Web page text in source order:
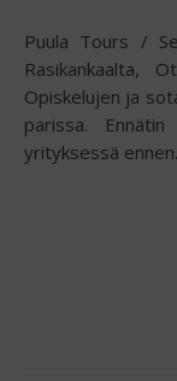
Puula Tours / Seppo Lappalainen ”Olen kotoisin Hokan
Rasikankaalta,
Opiskelujen ja
parissa.
yrityksessä